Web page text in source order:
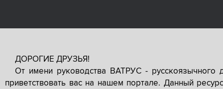
ДОРОГИЕ ДРУЗЬЯ!
От имени руководства ВАТРУС -
приветствовать вас на нашем портале. Данный